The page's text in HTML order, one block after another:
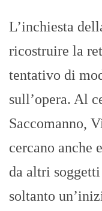
L’inchiesta
ricostruire la
tentativo di
sull’opera. Al
Saccomanno,
cercano anche
da altri soggetti
soltanto